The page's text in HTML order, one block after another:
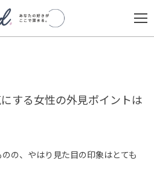
する女性の外見ポイントは
の、やはり見た目の印象はとても